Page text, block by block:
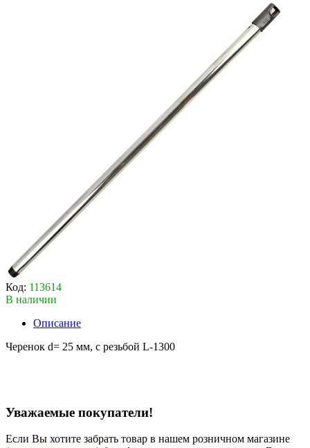
Код: 113614
В наличии
Описание
Черенок d= 25 мм, с резьбой L-1300
Уважаемые покупатели!
Если Вы хотите забрать товар в нашем розничном магазине